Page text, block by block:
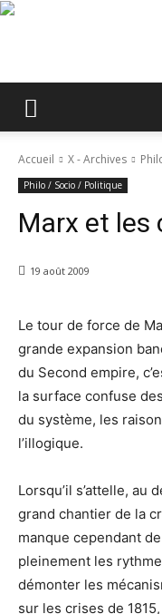
Accueil X - Archives
Philo / Socio / Politique
Marx et les
19 août 2009
Le tour de force de
grande expansion
du Second empire,
la surface confuse
du système, les
l’illogique.
Lorsqu’il s’attelle, au
grand chantier de la
manque cependant
pleinement les
démonter les
sur les crises de 1815,